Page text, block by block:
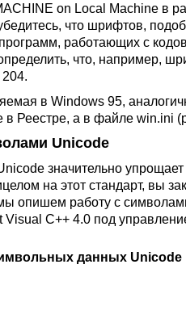
on Local Machine в
что шрифтов,
работающих с
что, например,
в Windows 95,
в Реестре, а в файле win.ini
Unicode
значительно
на этот стандарт, вы
опишем работу с
Visual C++ 4.0 под
данных Unicode